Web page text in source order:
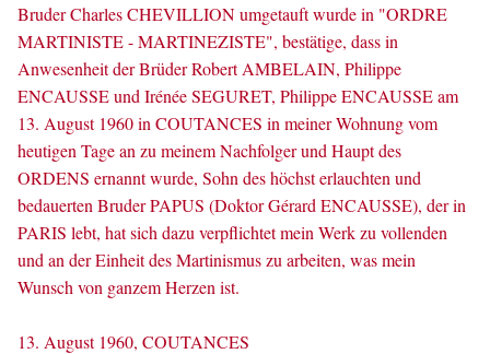
Bruder Charles CHEVILLION umgetauft wurde in "ORDRE
MARTINISTE - MARTINEZISTE", bestätige, dass in
Anwesenheit der Brüder Robert AMBELAIN, Philippe
ENCAUSSE und Irénée SEGURET, Philippe ENCAUSSE am
13. August 1960 in COUTANCES in meiner Wohnung vom
heutigen Tage an zu meinem Nachfolger und Haupt des
ORDENS ernannt wurde, Sohn des höchst erlauchten und
bedauerten Bruder PAPUS (Doktor Gérard ENCAUSSE), der in
PARIS lebt, hat sich dazu verpflichtet mein Werk zu vollenden
und an der Einheit des Martinismus zu arbeiten, was mein
Wunsch von ganzem Herzen ist.
13. August 1960, COUTANCES